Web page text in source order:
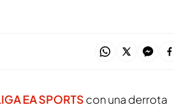
EA SPORTS con una derrota